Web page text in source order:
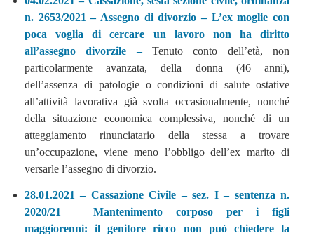
n. 2653/2021 – Assegno di divorzio – L’ex moglie con
poca voglia di cercare un lavoro non ha diritto
all’assegno divorzile –Tenuto conto dell’età, non
particolarmente avanzata, della donna (46 anni),
dell’assenza di patologie o condizioni di salute ostative
all’attività lavorativa già svolta occasionalmente, nonché
della situazione economica complessiva, nonché di un
atteggiamento rinunciatario della stessa a trovare
un’occupazione, viene meno l’obbligo dell’ex marito di
versarle l’assegno di divorzio.
28.01.2021 – Cassazione Civile – sez. I – sentenza n.
2020/21
– Mantenimento corposo per i figli
maggiorenni: il genitore ricco non può chiedere la